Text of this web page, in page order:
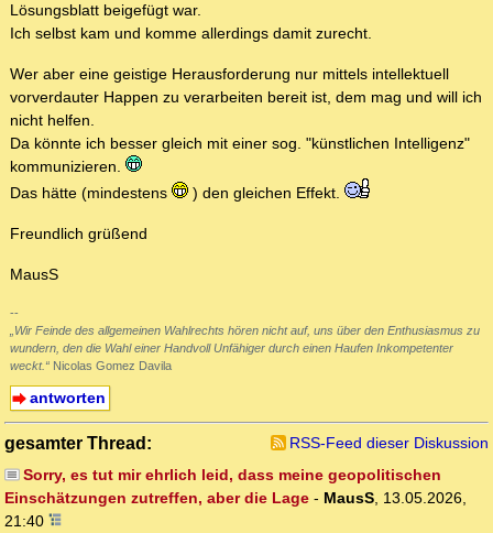
Lösungsblatt beigefügt war.
Ich selbst kam und komme allerdings damit zurecht.
Wer aber eine geistige Herausforderung nur mittels intellektuell
vorverdauter Happen zu verarbeiten bereit ist, dem mag und will ich
nicht helfen.
Da könnte ich besser gleich mit einer sog. "künstlichen Intelligenz"
kommunizieren.
Das hätte (mindestens
) den gleichen Effekt.
Freundlich grüßend
MausS
--
„Wir Feinde des allgemeinen Wahlrechts hören nicht auf, uns über den Enthusiasmus zu
wundern, den die Wahl einer Handvoll Unfähiger durch einen Haufen Inkompetenter
weckt.“ Nicolas Gomez Davila
antworten
gesamter Thread:
RSS-Feed dieser Diskussion
Sorry, es tut mir ehrlich leid, dass meine geopolitischen
Einschätzungen zutreffen, aber die Lage - MausS, 13.05.2026,
21:40